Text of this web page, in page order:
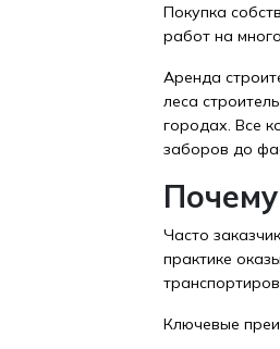
Покупка
работ на
Аренда
леса
городах. Все
заборов до
Часто
практике
Ключевые